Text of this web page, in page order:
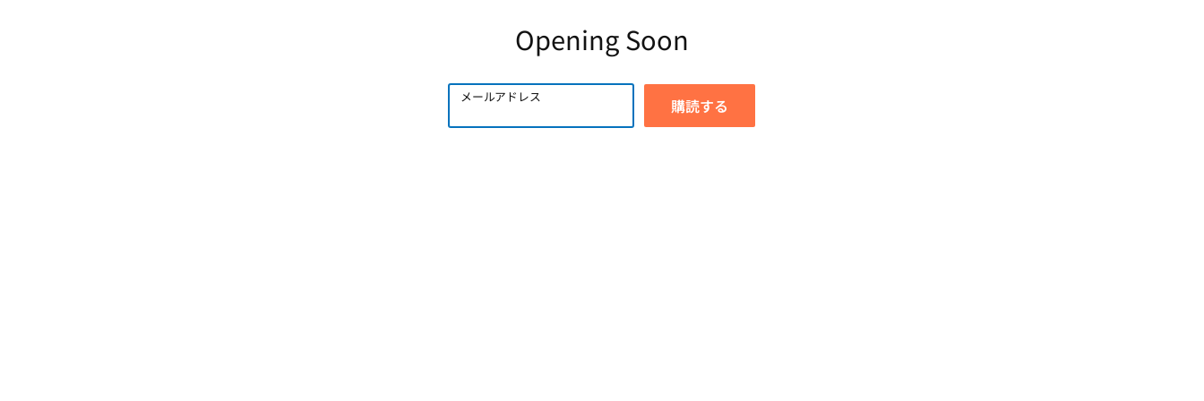
Opening Soon
メールアドレス 購読する